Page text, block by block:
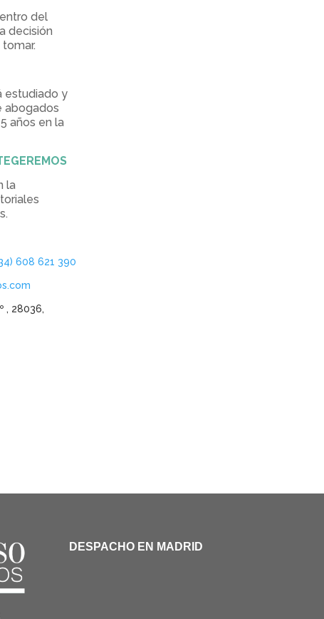
del
decisión
estudiado y
abogados
años en la
la
608 621 390
, 28036,
DESPACHO EN MADRID